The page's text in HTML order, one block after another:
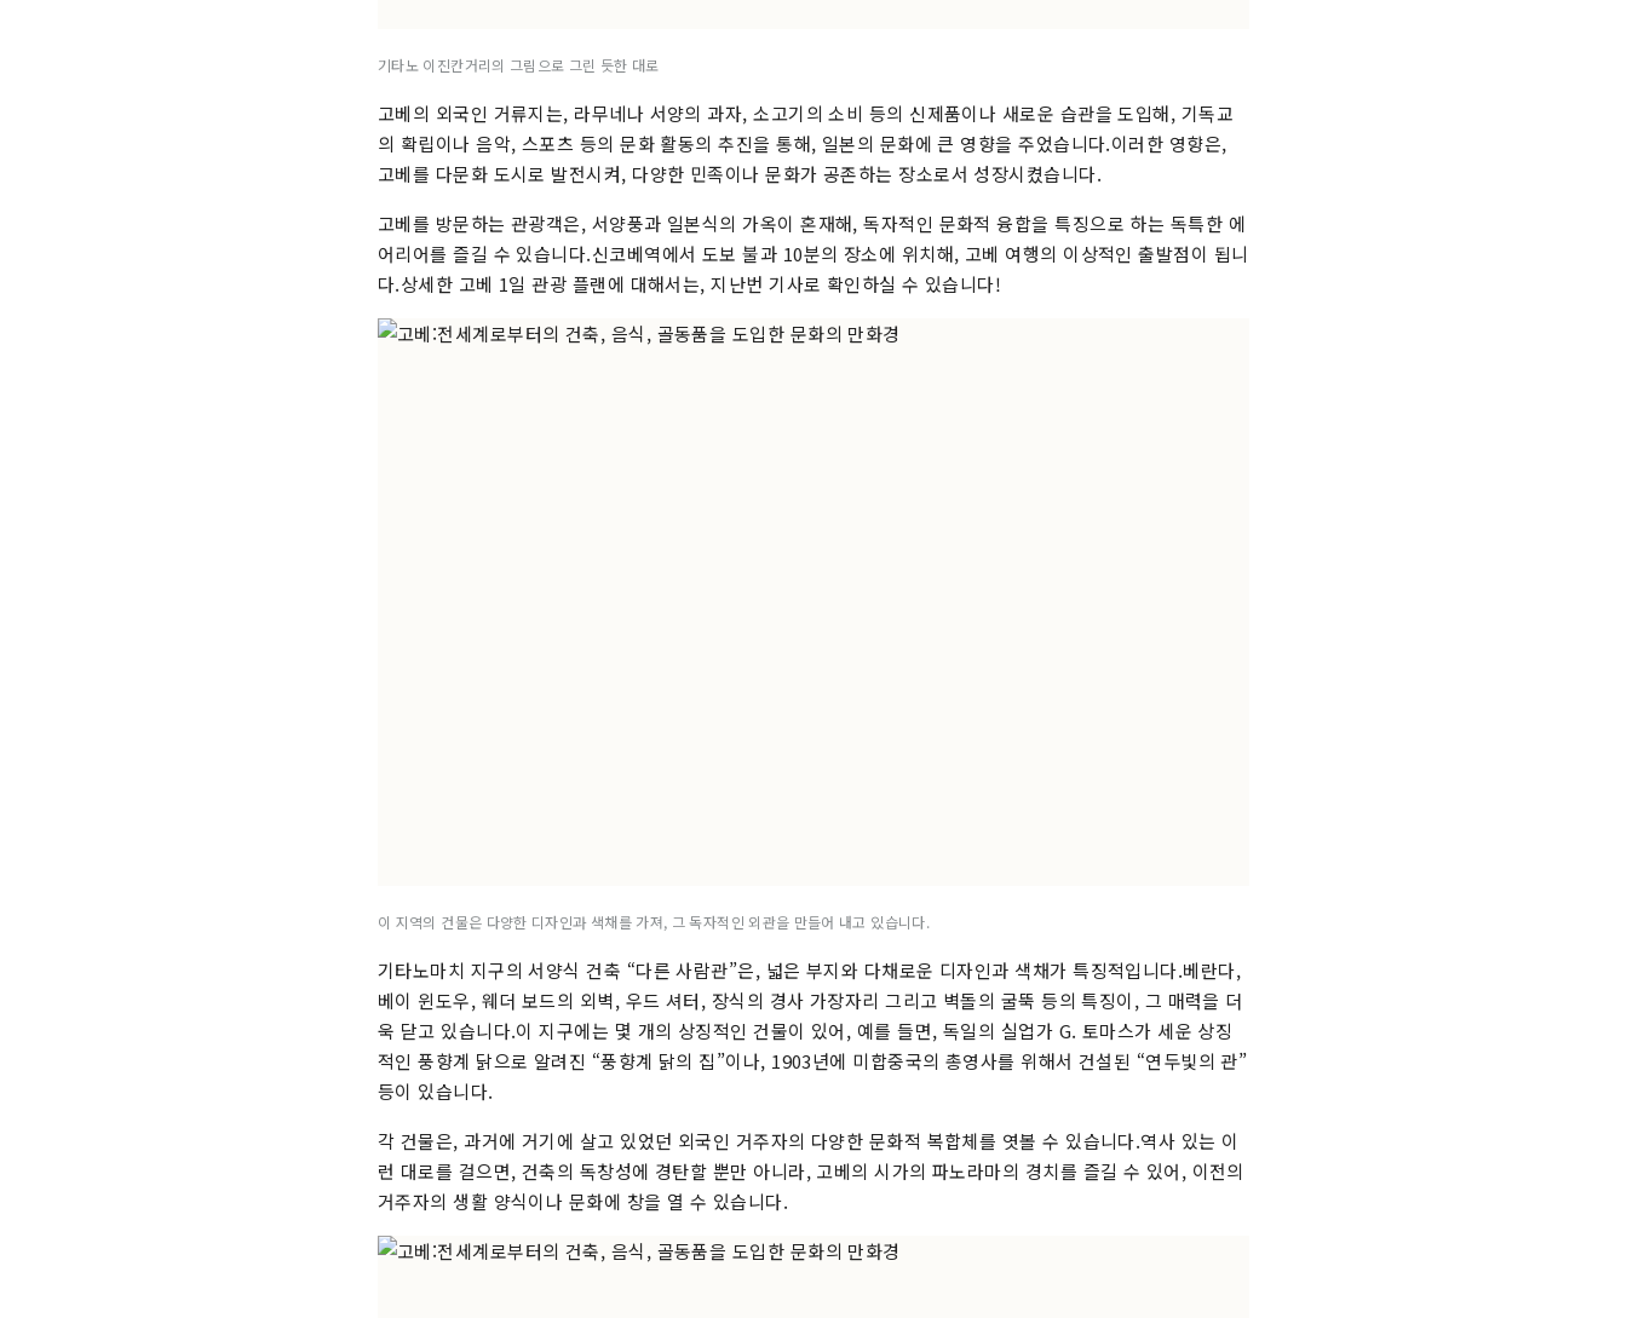
기타노 이진칸거리의 그림으로 그린 듯한 대로
고베의 외국인 거류지는, 라무네나 서양의 과자, 소고기의 소비 등의 신제품이나 새로운 습관을 도입해, 기독교
의 확립이나 음악, 스포츠 등의 문화 활동의 추진을 통해, 일본의 문화에 큰 영향을 주었습니다.이러한 영향은,
고베를 다문화 도시로 발전시켜, 다양한 민족이나 문화가 공존하는 장소로서 성장시켰습니다.
고베를 방문하는 관광객은, 서양풍과 일본식의 가옥이 혼재해, 독자적인 문화적 융합을 특징으로 하는 독특한 에
어리어를 즐길 수 있습니다.신코베역에서 도보 불과 10분의 장소에 위치해, 고베 여행의 이상적인 출발점이 됩니
다.상세한 고베 1일 관광 플랜에 대해서는, 지난번 기사로 확인하실 수 있습니다!
이 지역의 건물은 다양한 디자인과 색채를 가져, 그 독자적인 외관을 만들어 내고 있습니다.
기타노마치 지구의 서양식 건축 “다른 사람관”은, 넓은 부지와 다채로운 디자인과 색채가 특징적입니다.베란다,
베이 윈도우, 웨더 보드의 외벽, 우드 셔터, 장식의 경사 가장자리 그리고 벽돌의 굴뚝 등의 특징이, 그 매력을 더
욱 닫고 있습니다.이 지구에는 몇 개의 상징적인 건물이 있어, 예를 들면, 독일의 실업가 G. 토마스가 세운 상징
적인 풍향계 닭으로 알려진 “풍향계 닭의 집”이나, 1903년에 미합중국의 총영사를 위해서 건설된 “연두빛의 관”
등이 있습니다.
각 건물은, 과거에 거기에 살고 있었던 외국인 거주자의 다양한 문화적 복합체를 엿볼 수 있습니다.역사 있는 이
런 대로를 걸으면, 건축의 독창성에 경탄할 뿐만 아니라, 고베의 시가의 파노라마의 경치를 즐길 수 있어, 이전의
거주자의 생활 양식이나 문화에 창을 열 수 있습니다.